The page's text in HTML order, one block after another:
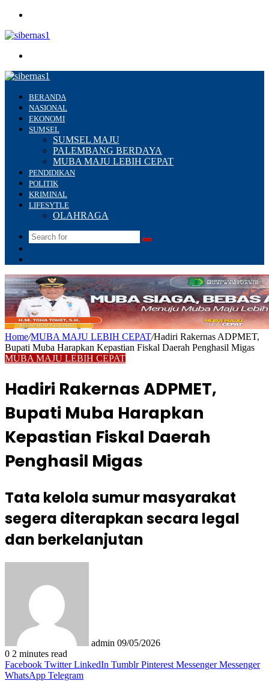
BERANDA
NASIONAL
EKONOMI
SUMSEL
SUMSEL MAJU
PALEMBANG BERDAYA
MUBA MAJU LEBIH CEPAT
PENDIDIKAN
POLITIK
KRIMINAL
LIFESYTLE
OLAHRAGA
Search
Home/MUBA MAJU LEBIH CEPAT/Hadiri Rakernas ADPMET,
Bupati Muba Harapkan Kepastian Fiskal Daerah Penghasil Migas
MUBA MAJU LEBIH CEPAT
Hadiri Rakernas ADPMET,
Bupati Muba Harapkan
Kepastian Fiskal Daerah
Penghasil Migas
Tata kelola sumur masyarakat
segera diterapkan secara legal
dan berkelanjutan
admin 09/05/2026
0 2 minutes read
Facebook Twitter LinkedIn Tumblr Pinterest Messenger Messenger
WhatsApp Telegram